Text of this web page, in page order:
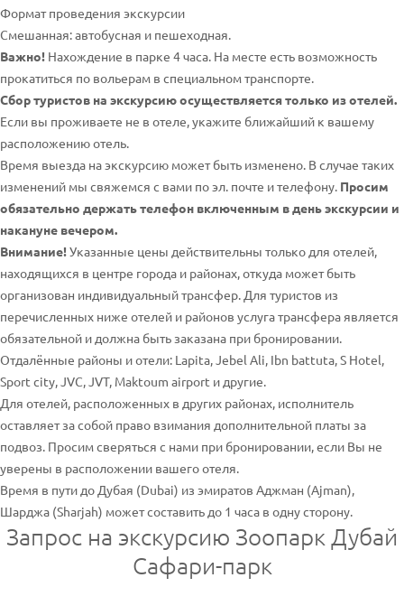
Формат проведения экскурсии
Смешанная: автобусная и пешеходная.
Важно! Нахождение в парке 4 часа. На месте есть возможность
прокатиться по вольерам в специальном транспорте.
Сбор туристов на экскурсию осуществляется только из отелей.
Если вы проживаете не в отеле, укажите ближайший к вашему
расположению отель.
Время выезда на экскурсию может быть изменено. В случае таких
изменений мы свяжемся с вами по эл. почте и телефону. Просим
обязательно держать телефон включенным в день экскурсии и
накануне вечером.
Внимание!Указанные цены действительны только для отелей,
находящихся в центре города и районах, откуда может быть
организован индивидуальный трансфер. Для туристов из
перечисленных ниже отелей и районов услуга трансфера является
обязательной и должна быть заказана при бронировании.
Отдалённые районы и отели: Lapita, Jebel Ali, Ibn battuta, S Hotel,
Sport city, JVC, JVT, Maktoum airport и другие.
Для отелей, расположенных в других районах, исполнитель
оставляет за собой право взимания дополнительной платы за
подвоз. Просим сверяться с нами при бронировании, если Вы не
уверены в расположении вашего отеля.
Время в пути до Дубая (Dubai) из эмиратов Аджман (Ajman),
Шарджа (Sharjah) может составить до 1 часа в одну сторону.
Запрос на экскурсию Зоопарк Дубай
Сафари-парк